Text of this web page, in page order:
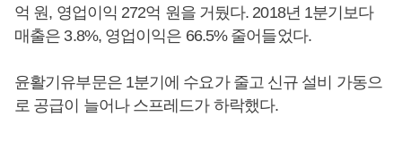
억 원, 영업이익 272억 원을 거뒀다. 2018년 1분기보다
매출은 3.8%, 영업이익은 66.5% 줄어들었다.
윤활기유부문은 1분기에 수요가 줄고 신규 설비 가동으
로 공급이 늘어나 스프레드가 하락했다.